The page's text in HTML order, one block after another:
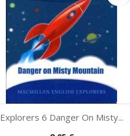
Explorers 6 Danger On Misty...